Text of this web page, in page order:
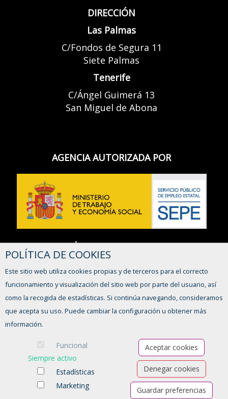
DIRECCIÓN
Las Palmas
C/Fondos de Segura 11
Siete Palmas
Tenerife
C/Ángel Guimerá 13
San Miguel de Abona
AGENCIA AUTORIZADA POR
CÓDIGO DE AGENCIA
CONTACTO
info@reyesformacion.com
Lunes a viernes,
de 8:00 a 16:00 horas
POLÍTICA DE COOKIES
Este sitio web utiliza cookies propias y de terceros para el correcto
funcionamiento y visualización del sitio web por parte del usuario, así
como la recogida de estadísticas. Si continúa navegando, consideramos
que acepta su uso. Puede cambiar la configuración u obtener más
información.
Funcional
Siempre activo
Estadísticas
Marketing
Aceptar cookies
Denegar cookies
Guardar preferencias